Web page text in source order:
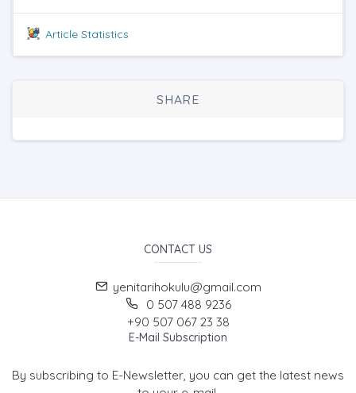
Article Statistics
SHARE
CONTACT US
yenitarihokulu@gmail.com
0 507 488 9236
+90 507 067 23 38
E-Mail Subscription
By subscribing to E-Newsletter, you can get the latest news